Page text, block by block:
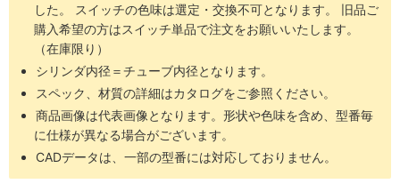
した。 スイッチの色味は選定・交換不可となります。 旧品ご
購入希望の方はスイッチ単品で注文をお願いいたします。
（在庫限り）
シリンダ内径＝チューブ内径となります。
スペック、材質の詳細はカタログをご参照ください。
商品画像は代表画像となります。形状や色味を含め、型番毎
に仕様が異なる場合がございます。
CADデータは、一部の型番には対応しておりません。